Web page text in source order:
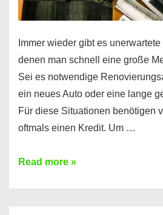
Immer wieder gibt es
denen man schnell eine große
Sei es notwendige
ein neues Auto oder eine lange
Für diese Situationen benötigen
oftmals einen Kredit. Um …
Brauchen
Read more »